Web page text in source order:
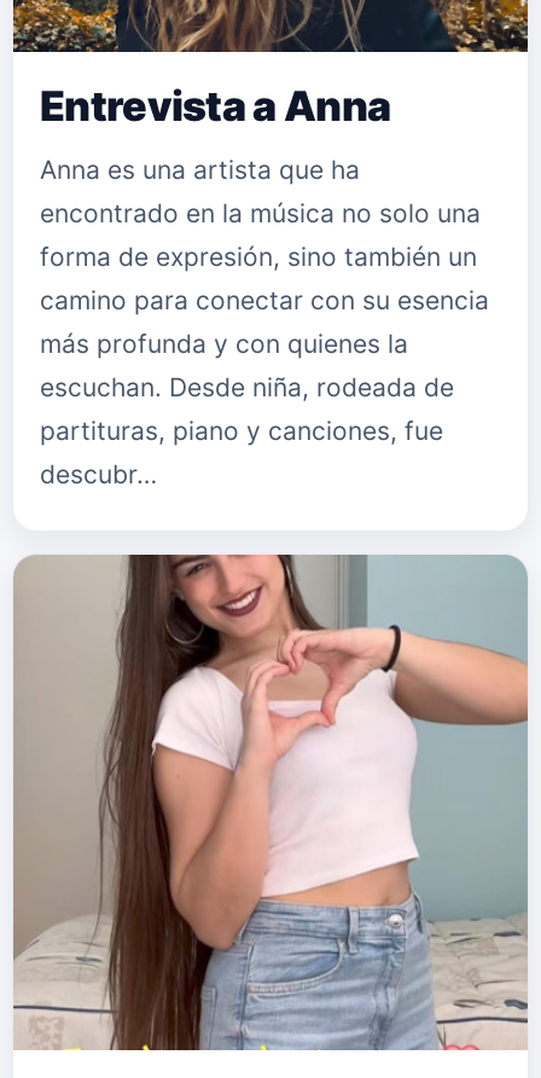
Entrevista a Anna
Anna es una artista que ha
encontrado en la música no solo una
forma de expresión, sino también un
camino para conectar con su esencia
más profunda y con quienes la
escuchan. Desde niña, rodeada de
partituras, piano y canciones, fue
descubr…